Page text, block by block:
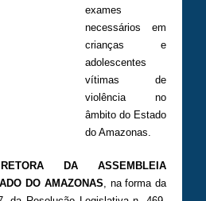
exames
necessários em
crianças e
adolescentes
vítimas de
violência no
âmbito do Estado
do Amazonas.
DA ASSEMBLEIA
DO AMAZONAS , na forma da